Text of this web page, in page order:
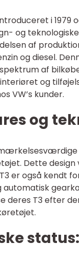
i
og
af
og diesel.
af
og
VW’s kunder.
og
Dette
er også kendt
automatisk
deres T3 efter
status: